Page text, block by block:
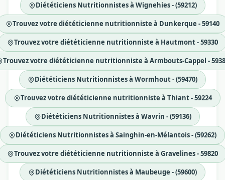
Diététiciens Nutritionnistes à Wignehies - (59212)
Trouvez votre diététicienne nutritionniste à Dunkerque - 59140
Trouvez votre diététicienne nutritionniste à Hautmont - 59330
Trouvez votre diététicienne nutritionniste à Armbouts-Cappel -
Diététiciens Nutritionnistes à Wormhout - (59470)
Trouvez votre diététicienne nutritionniste à Thiant - 59224
Diététiciens Nutritionnistes à Wavrin - (59136)
Diététiciens Nutritionnistes à Sainghin-en-Mélantois - (59262)
Trouvez votre diététicienne nutritionniste à Gravelines - 59820
Diététiciens Nutritionnistes à Maubeuge - (59600)